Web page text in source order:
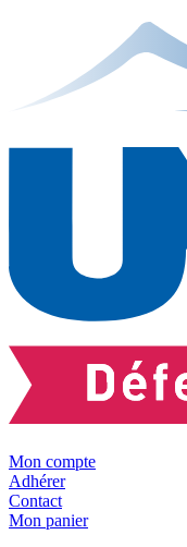
Mon compte
Adhérer
Contact
Mon panier